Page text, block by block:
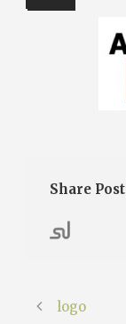
Share
logo